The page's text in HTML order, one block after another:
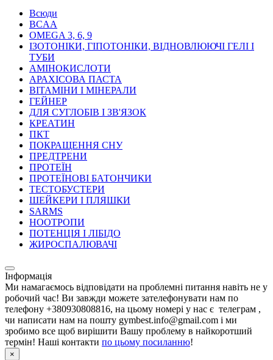
Всюди
BCAA
OMEGA 3, 6, 9
ІЗОТОНІКИ, ГІПОТОНІКИ, ВІДНОВЛЮЮЧІ ГЕЛІ І
ТУБИ
АМІНОКИСЛОТИ
АРАХІСОВА ПАСТА
ВІТАМІНИ І МІНЕРАЛИ
ГЕЙНЕР
ДЛЯ СУГЛОБІВ І ЗВ'ЯЗОК
КРЕАТИН
ПКТ
ПОКРАЩЕННЯ СНУ
ПРЕДТРЕНИ
ПРОТЕЇН
ПРОТЕЇНОВІ БАТОНЧИКИ
ТЕСТОБУСТЕРИ
ШЕЙКЕРИ І ПЛЯШКИ
SARMS
НООТРОПИ
ПОТЕНЦІЯ І ЛІБІДО
ЖИРОСПАЛЮВАЧІ
Інформація
Ми намагаємось відповідати на проблемні питання навіть не у
робочий час! Ви завжди можете зателефонувати нам по
телефону +380930808816, на цьому номері у нас є телеграм ,
чи написати нам на пошту gymbest.info@gmail.com і ми
зробимо все щоб вирішити Вашу проблему в найкоротший
термін! Наші контакти по цьому посиланню!
×